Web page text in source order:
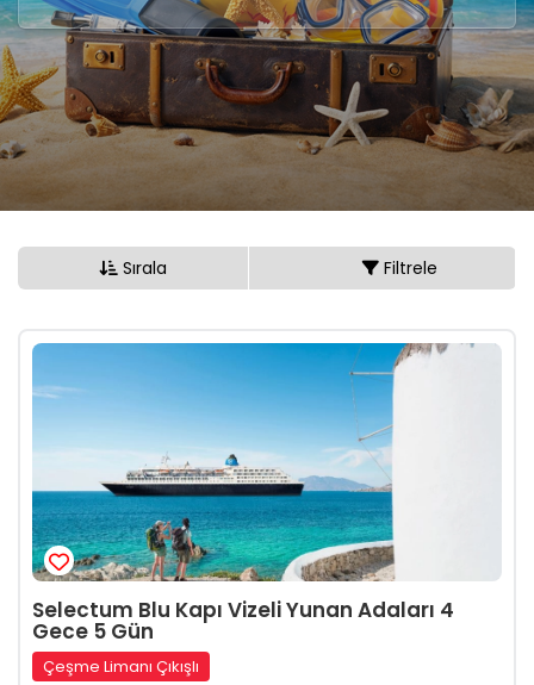
Sırala Filtrele
Selectum Blu Kapı Vizeli Yunan Adaları 4
Gece 5 Gün
Çeşme Limanı Çıkışlı